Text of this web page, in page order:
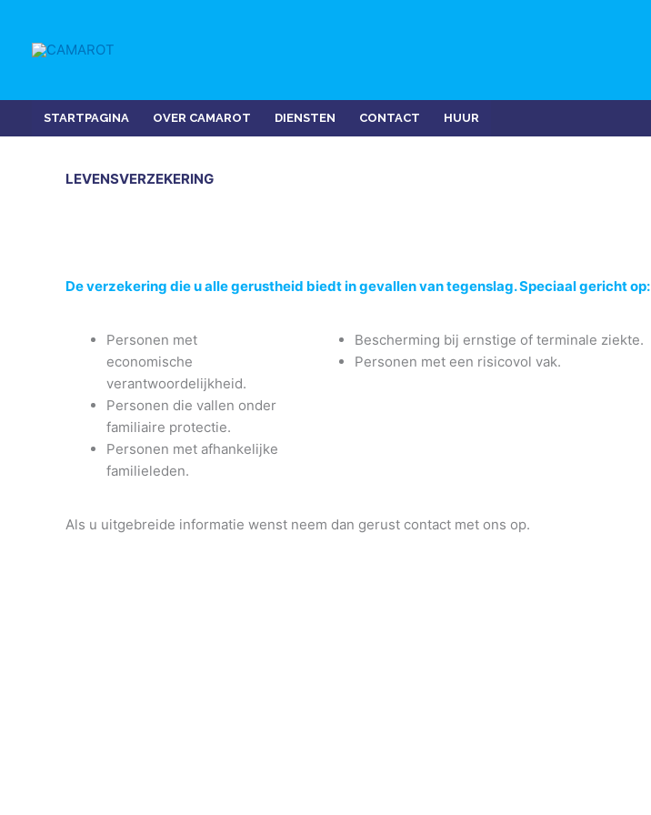
STARTPAGINA OVER CAMAROT DIENSTEN CONTACT HUUR
LEVENSVERZEKERING
De verzekering die u alle gerustheid biedt in gevallen van tegenslag. Speciaal gericht op:
Personen met
economische
verantwoordelijkheid.
Personen die vallen onder
familiaire protectie.
Personen met afhankelijke
familieleden.
Bescherming bij ernstige of terminale ziekte.
Personen met een risicovol vak.
Als u uitgebreide informatie wenst neem dan gerust contact met ons op.